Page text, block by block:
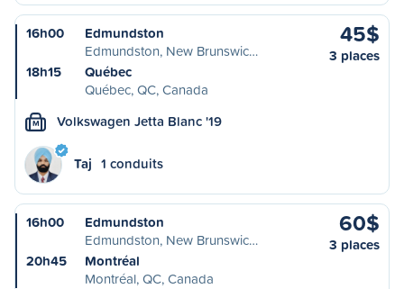
16h00
Edmundston
Edmundston, New Brunswic…
18h15
Québec
Québec, QC, Canada
45$
3 places
M Volkswagen Jetta Blanc '19
Taj 1 conduits
16h00
Edmundston
Edmundston, New Brunswic…
20h45
Montréal
Montréal, QC, Canada
60$
3 places